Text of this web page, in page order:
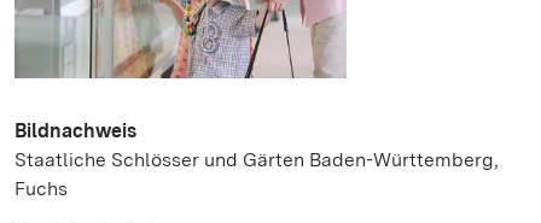
Bildnachweis
Staatliche Schlösser und Gärten Baden-Württemberg,
Fuchs